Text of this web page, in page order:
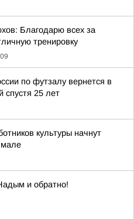
Благодарю всех за
тренировку
по футзалу вернется в
спустя 25 лет
культуры начнут
и обратно!